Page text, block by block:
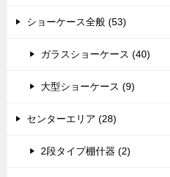
ショーケース全般 (53)
ガラスショーケース (40)
大型ショーケース (9)
センターエリア (28)
2段タイプ棚什器 (2)